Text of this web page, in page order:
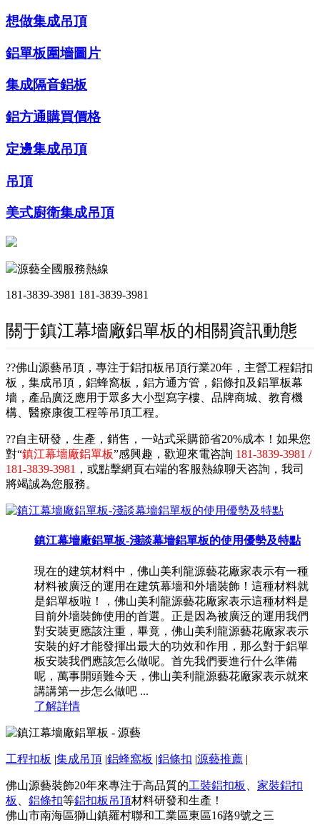
想做集成吊頂
鋁單板圍墻圖片
集成隔音鋁板
鋁方通購買價格
定邊集成吊頂
吊頂
美式廚衛集成吊頂
源藝全國服務熱線
181-3839-3981 181-3839-3981
關于鎮江幕墻廠鋁單板的相關資訊動態
??佛山源藝吊頂，專注于鋁扣板吊頂行業20年，主營工程鋁扣
板，集成吊頂，鋁蜂窩板，鋁方通方管，鋁條扣及鋁單板幕
墻，產品廣泛應用于眾多大小型寫字樓、品牌商城、教育機
構、醫療康復工程等吊頂工程。
??自主研發，生產，銷售，一站式采購節省20%成本！如果您
對“鎮江幕墻廠鋁單板”感興趣，歡迎來電咨詢 181-3839-3981 /
181-3839-3981 ，或點擊網頁右端的客服熱線聊天咨詢，我司
將竭誠為您服務。
鎮江幕墻廠鋁單板-淺談幕墻鋁單板的使用優勢及特點
現在的建筑材料中，佛山美利龍源藝花廠家表示有一種
材料被廣泛的運用在建筑幕墻和外墻裝飾！這種材料就
是鋁單板啦！，佛山美利龍源藝花廠家表示這種材料是
目前外墻裝飾使用的首選。正是因為被廣泛的運用我們
對安裝更應該注重，畢竟，佛山美利龍源藝花廠家表示
安裝的好才能發揮出最大的功效和作用，那么對于鋁單
板安裝我們應該怎么做呢。首先我們要進行什么準備
呢，萬事開頭難今天，佛山美利龍源藝花廠家表示就來
講講第一步怎么做吧 ...
了解詳情
工程扣板 |集成吊頂 |鋁蜂窩板 |鋁條扣 |源藝推薦 |
佛山源藝裝飾20年來專注于高品質的工裝鋁扣板
家裝鋁扣
板
鋁條扣等鋁扣板吊頂材料研發和生產！
佛山市南海區獅山鎮羅村聯和工業區東區16路9號之三